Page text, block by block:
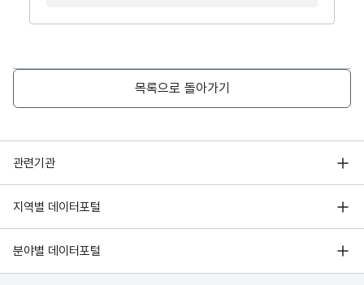
목록으로 돌아가기
관련기관
행정안전부
한국지능정보사회진흥원
국가정보자원관리원
지역별 데이터포털
서울 열린데이터광장
경기데이터드림
분야별 데이터포털
기상자료개방포털
국토교통부 공간정보오픈플랫폼